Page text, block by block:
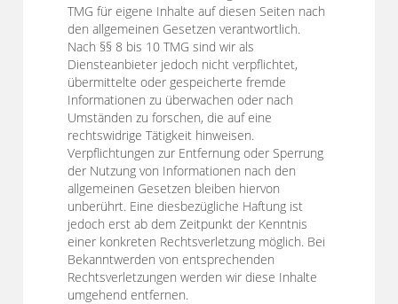
TMG für eigene Inhalte auf diesen Seiten nach
den allgemeinen Gesetzen verantwortlich.
Nach §§ 8 bis 10 TMG sind wir als
Diensteanbieter jedoch nicht verpflichtet,
übermittelte oder gespeicherte fremde
Informationen zu überwachen oder nach
Umständen zu forschen, die auf eine
rechtswidrige Tätigkeit hinweisen.
Verpflichtungen zur Entfernung oder Sperrung
der Nutzung von Informationen nach den
allgemeinen Gesetzen bleiben hiervon
unberührt. Eine diesbezügliche Haftung ist
jedoch erst ab dem Zeitpunkt der Kenntnis
einer konkreten Rechtsverletzung möglich. Bei
Bekanntwerden von entsprechenden
Rechtsverletzungen werden wir diese Inhalte
umgehend entfernen.